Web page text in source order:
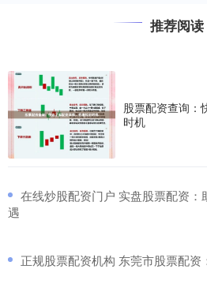
推荐阅读
股票配资查询：
时机
在线炒股配资门户 实盘股票配资
遇
正规股票配资机构 东莞市股票配